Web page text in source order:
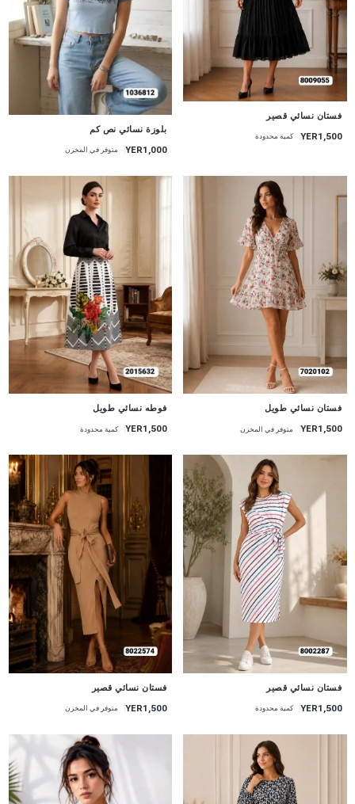
فستان نسائي قصير
YER1,500 كمية محدودة
بلوزة نسائي نص كم
YER1,000 متوفر في المخزن
جديد
فستان نسائي طويل
YER1,500 متوفر في المخزن
جديد
فوطه نسائي طويل
YER1,500 كمية محدودة
فستان نسائي قصير
YER1,500 كمية محدودة
فستان نسائي قصير
YER1,500 متوفر في المخزن